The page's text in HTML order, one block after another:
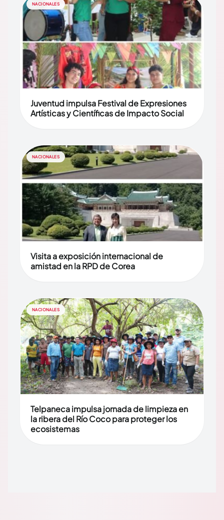
NACIONALES
Juventud impulsa Festival de Expresiones
Artísticas y Científicas de Impacto Social
NACIONALES
Visita a exposición internacional de
amistad en la RPD de Corea
NACIONALES
Telpaneca impulsa jornada de limpieza en
la ribera del Río Coco para proteger los
ecosistemas